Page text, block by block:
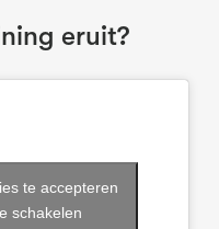
eruit?
te accepteren
schakelen